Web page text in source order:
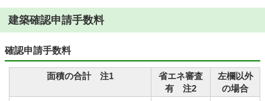
建築確認申請手数料
確認申請手数料
面積の合計 注1
省エネ審査
有 注2
左欄以外
の場合